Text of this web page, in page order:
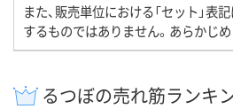
また、販売単位における「セット」表
するものではありません。あらかじめ
るつぼの売れ筋ランキ